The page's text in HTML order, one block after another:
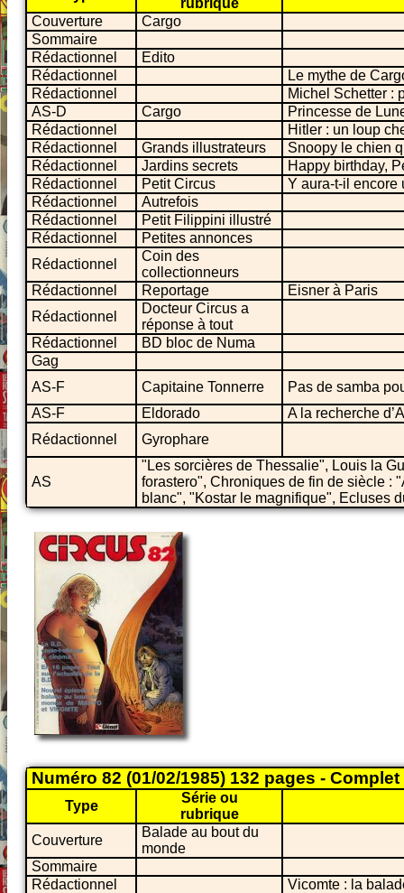
Couverture
Cargo
Sommaire
Rédactionnel
Edito
Rédactionnel
Le mythe de
Rédactionnel
Michel Schetter :
AS-D
Cargo
Princesse de
Rédactionnel
Hitler : un loup
Rédactionnel
Grands illustrateurs
Snoopy le chien
Rédactionnel
Jardins secrets
Happy birthday,
Rédactionnel
Petit Circus
Y aura-t-il encore
Rédactionnel
Autrefois
Rédactionnel
Petit Filippini illustré
Rédactionnel
Petites annonces
Rédactionnel
Coin des
collectionneurs
Rédactionnel
Reportage
Eisner à Paris
Rédactionnel
Docteur Circus a
réponse à tout
Rédactionnel
BD bloc de Numa
Gag
AS-F
Capitaine Tonnerre
Pas de samba
AS-F
Eldorado
A la recherche
Rédactionnel
Gyrophare
AS
"Les sorcières de Thessalie", Louis la
forastero", Chroniques de fin de siècle :
blanc", "Kostar le magnifique", Ecluses
Numéro 82 (01/02/1985) 132 pages - Complet
Type
Série ou
rubrique
Couverture
Balade au bout du
monde
Sommaire
Rédactionnel
Vicomte : la